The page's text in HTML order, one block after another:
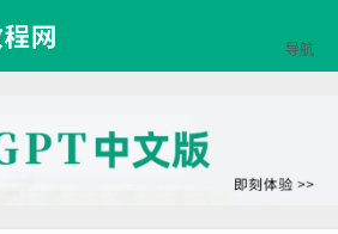
导航